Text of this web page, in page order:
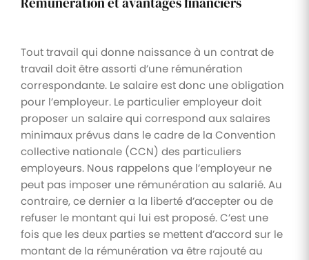
Tout travail qui donne naissance à un contrat de
travail doit être assorti d’une rémunération
correspondante. Le salaire est donc une obligation
pour l’employeur. Le particulier employeur doit
proposer un salaire qui correspond aux salaires
minimaux prévus dans le cadre de la Convention
collective nationale (CCN) des particuliers
employeurs. Nous rappelons que l’employeur ne
peut pas imposer une rémunération au salarié. Au
contraire, ce dernier a la liberté d’accepter ou de
refuser le montant qui lui est proposé. C’est une
fois que les deux parties se mettent d’accord sur le
montant de la rémunération va être rajouté au